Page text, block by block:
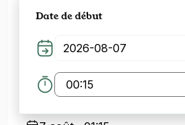
Date de début